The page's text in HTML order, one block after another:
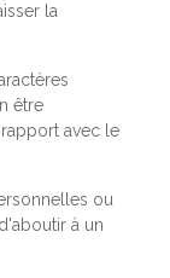
la
être
avec le
ou
à un